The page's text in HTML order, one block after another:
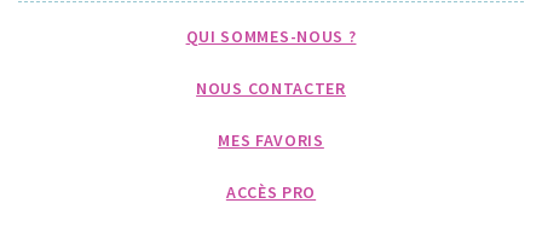
QUI SOMMES-NOUS ?
NOUS CONTACTER
MES FAVORIS
ACCÈS PRO